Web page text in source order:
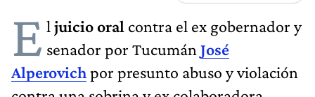
E l juicio oral contra el ex gobernador y
senador por Tucumán José
Alperovichpor presunto abuso y violación